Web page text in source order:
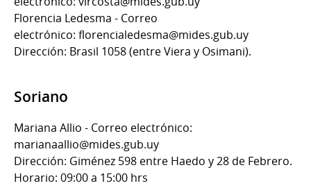
Florencia Ledesma - Correo
electrónico: florencialedesma@mides.gub.uy
Dirección: Brasil 1058 (entre Viera y Osimani).
Soriano
Mariana Allio - Correo electrónico:
marianaallio@mides.gub.uy
Dirección: Giménez 598 entre Haedo y 28 de Febrero.
Horario: 09:00 a 15:00 hrs